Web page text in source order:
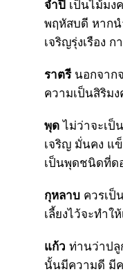
จำปี เป็นไม้มง
พฤหัสบดี หาก
เจริญรุ่งเรือง
ราตรีนอกจาก
ความเป็นสิริม
พุด ไม่ว่าจะเป็
เจริญ มั่นคง แ
เป็นพุดชนิดที่ด
กุหลาบ ควรเป็
เลี้ยงไว้จะทำใ
แก้ว ท่านว่าปลู
นั้นมีความดี มี